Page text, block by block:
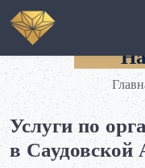
Услуги по
в Саудовской